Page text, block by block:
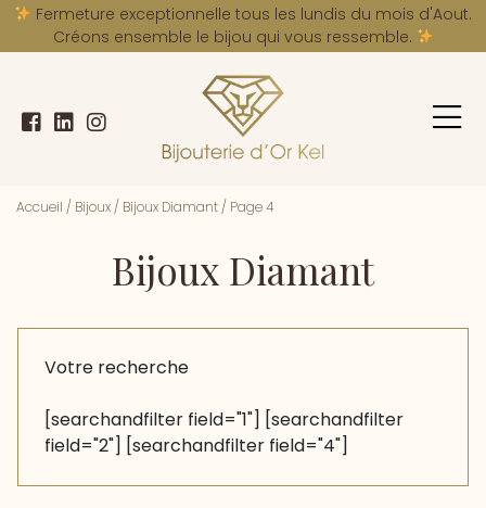
Fermeture exceptionnelle tous les lundis du mois d'Aout.
Créons ensemble le bijou qui vous ressemble.
Accueil / Bijoux / Bijoux Diamant / Page 4
Bijoux Diamant
Votre recherche
[searchandfilter field="1"] [searchandfilter
field="2"] [searchandfilter field="4"]